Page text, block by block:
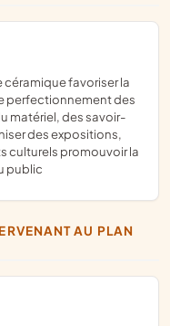
perfectionnement des
matériel, des savoir-
des expositions,
culturels promouvoir la
public